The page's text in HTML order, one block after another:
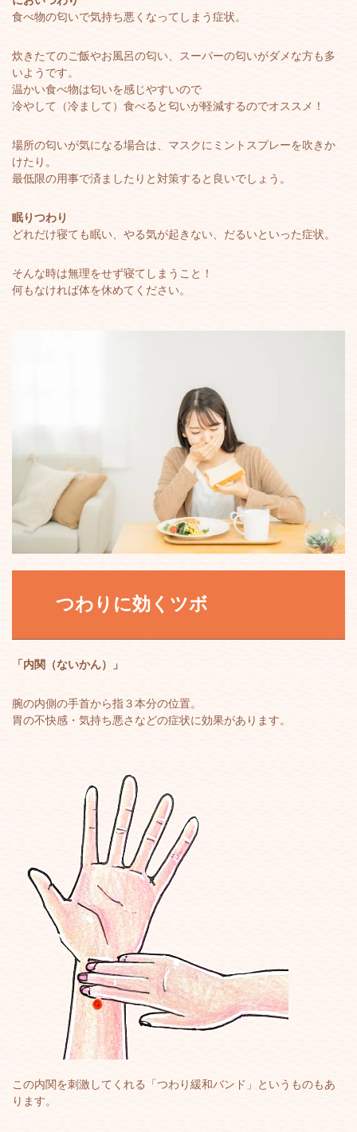
食べ物の匂いで気持ち悪くなってしまう症状。
炊きたてのご飯やお風呂の匂い、スーパーの匂いがダメな方も多
いようです。
温かい食べ物は匂いを感じやすいので
冷やして（冷まして）食べると匂いが軽減するのでオススメ！
場所の匂いが気になる場合は、マスクにミントスプレーを吹きか
けたり。
最低限の用事で済ましたりと対策すると良いでしょう。
眠りつわり
どれだけ寝ても眠い、やる気が起きない、だるいといった症状。
そんな時は無理をせず寝てしまうこと！
何もなければ体を休めてください。
つわりに効くツボ
「内関（ないかん）」
腕の内側の手首から指３本分の位置。
胃の不快感・気持ち悪さなどの症状に効果があります。
この内関を刺激してくれる「つわり緩和バンド」というものもあ
ります。